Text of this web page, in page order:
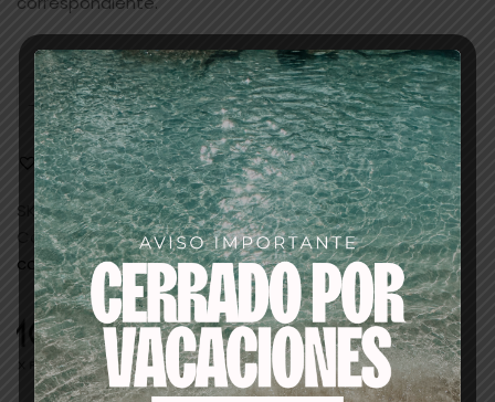
AÑADIR AL CARRITO
Añadir a la lista de deseos
SKU:11875
Categorías:PELUQUERIA,tintes/baño de
color/oxigenadas